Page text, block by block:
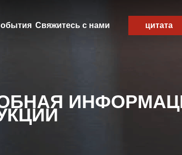
Свяжитесь с нами цитата